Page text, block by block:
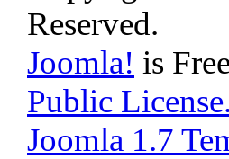
Reserved.
Joomla! is
Public License.
Joomla 1.7